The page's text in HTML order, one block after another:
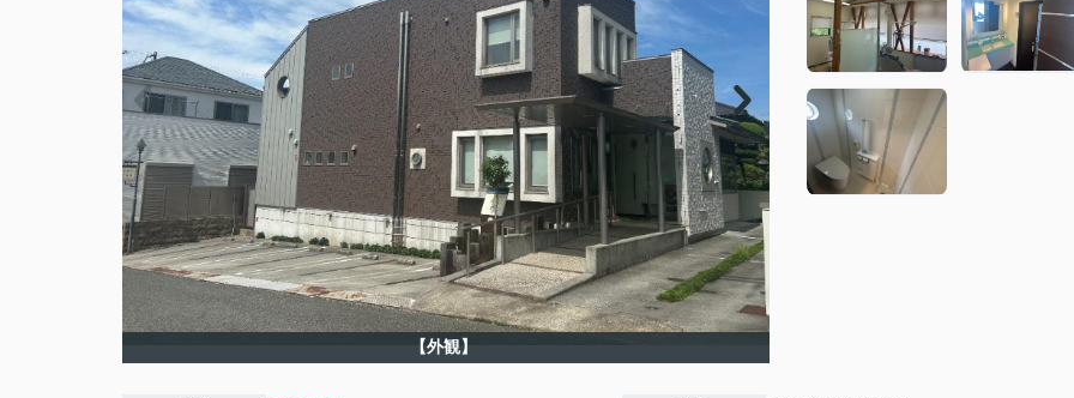
【外観】